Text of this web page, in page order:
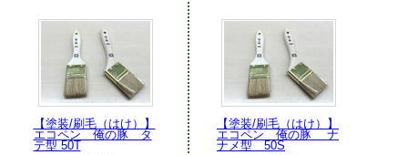
【塗装/刷毛（はけ）】
エコペン 俺の豚 タ
テ型 50T
【塗装/刷毛（はけ）】
エコペン 俺の豚 ナ
ナメ型 50S